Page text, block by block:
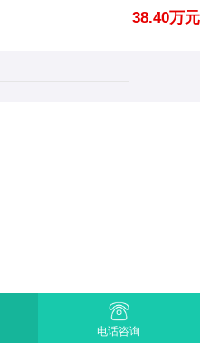
电话咨询
38.40万元